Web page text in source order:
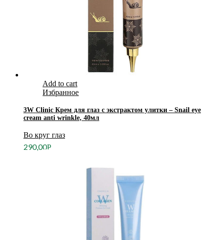
Add to cart
Избранное
3W Clinic Крем для глаз с экстрактом улитки – Snail eye
cream anti wrinkle, 40мл
Во круг глаз
290,00Р